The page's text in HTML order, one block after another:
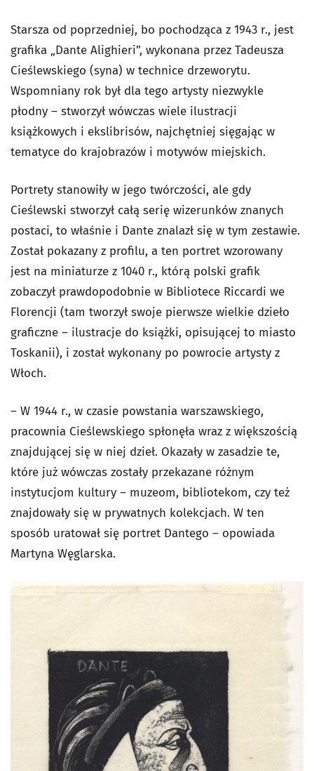
Starsza od poprzedniej, bo pochodząca z 1943 r., jest
grafika „Dante Alighieri”, wykonana przez Tadeusza
Cieślewskiego (syna) w technice drzeworytu.
Wspomniany rok był dla tego artysty niezwykle
płodny – stworzył wówczas wiele ilustracji
książkowych i ekslibrisów, najchętniej sięgając w
tematyce do krajobrazów i motywów miejskich.
Portrety stanowiły w jego twórczości, ale gdy
Cieślewski stworzył całą serię wizerunków znanych
postaci, to właśnie i Dante znalazł się w tym zestawie.
Został pokazany z profilu, a ten portret wzorowany
jest na miniaturze z 1040 r., którą polski grafik
zobaczył prawdopodobnie w Bibliotece Riccardi we
Florencji (tam tworzył swoje pierwsze wielkie dzieło
graficzne – ilustracje do książki, opisującej to miasto
Toskanii), i został wykonany po powrocie artysty z
Włoch.
– W 1944 r., w czasie powstania warszawskiego,
pracownia Cieślewskiego spłonęła wraz z większością
znajdującej się w niej dzieł. Okazały w zasadzie te,
które już wówczas zostały przekazane różnym
instytucjom kultury – muzeom, bibliotekom, czy też
znajdowały się w prywatnych kolekcjach. W ten
sposób uratował się portret Dantego – opowiada
Martyna Węglarska.